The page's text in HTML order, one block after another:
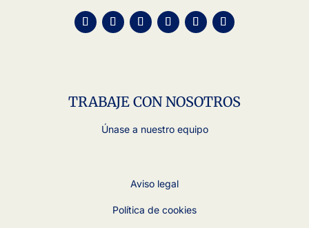
TRABAJE CON NOSOTROS
Únase a nuestro equipo
Aviso legal
Política de cookies